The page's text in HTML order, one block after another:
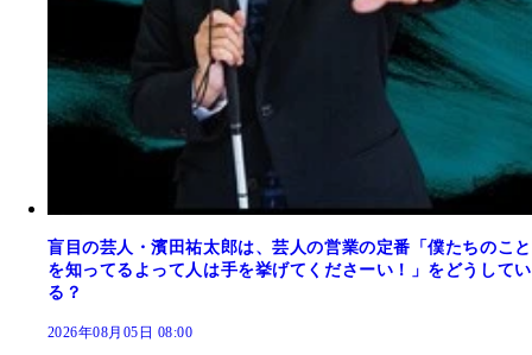
盲目の芸人・濱田祐太郎は、芸人の営業の定番「僕たちのこと
を知ってるよって人は手を挙げてくださーい！」をどうしてい
る？
2026年08月05日 08:00